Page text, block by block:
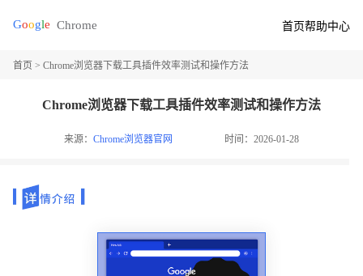
首页帮助中心
首页 > Chrome浏览器下载工具插件效率测试和操作方法
Chrome浏览器下载工具插件效率测试和操作方法
来源：Chrome浏览器官网 时间：2026-01-28